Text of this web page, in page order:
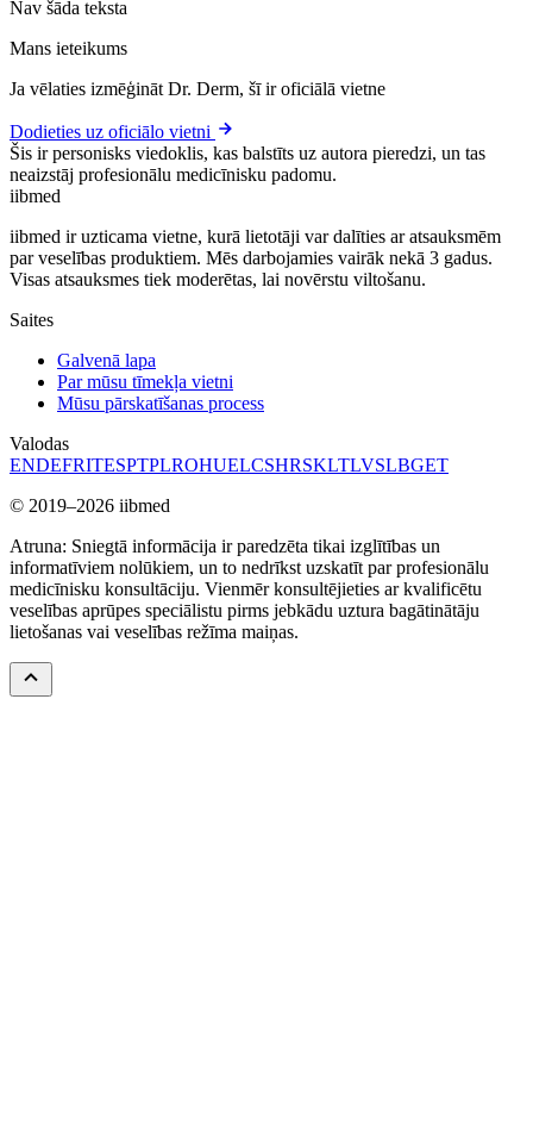
Nav šāda teksta
Mans ieteikums
Ja vēlaties izmēģināt Dr. Derm, šī ir oficiālā vietne
Dodieties uz oficiālo vietni
Šis ir personisks viedoklis, kas balstīts uz autora pieredzi, un tas
neaizstāj profesionālu medicīnisku padomu.
iibmed
iibmed ir uzticama vietne, kurā lietotāji var dalīties ar atsauksmēm
par veselības produktiem. Mēs darbojamies vairāk nekā 3 gadus.
Visas atsauksmes tiek moderētas, lai novērstu viltošanu.
Saites
Galvenā lapa
Par mūsu tīmekļa vietni
Mūsu pārskatīšanas process
Valodas
ENDEFRITESPTPLROHUELCSHRSKLTLVSLBGET
© 2019–2026 iibmed
Atruna: Sniegtā informācija ir paredzēta tikai izglītības un
informatīviem nolūkiem, un to nedrīkst uzskatīt par profesionālu
medicīnisku konsultāciju. Vienmēr konsultējieties ar kvalificētu
veselības aprūpes speciālistu pirms jebkādu uztura bagātinātāju
lietošanas vai veselības režīma maiņas.